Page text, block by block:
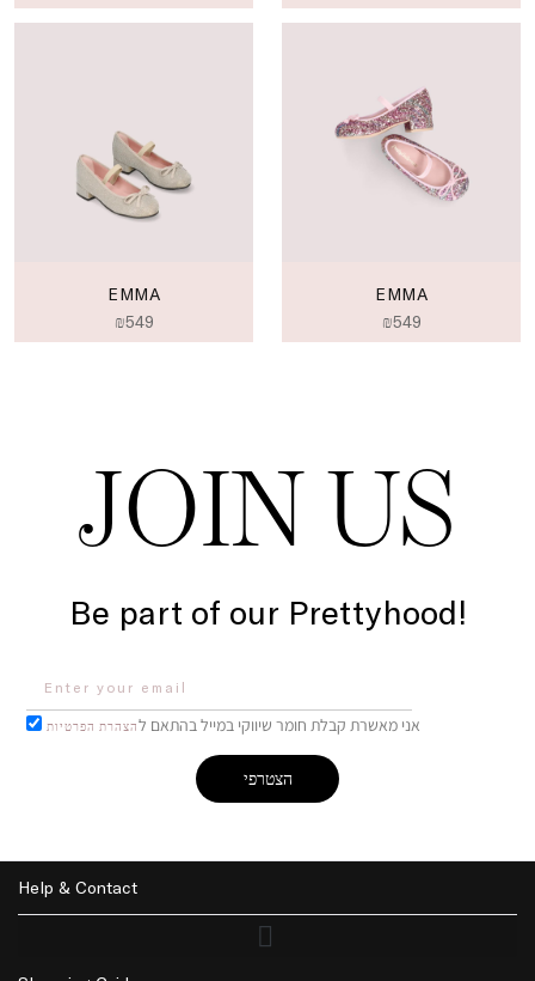
EMMA
₪549
EMMA
₪549
JOIN US
Be part of our Prettyhood!
אני מאשרת קבלת חומר שיווקי במייל בהתאם להצהרת הפרטיות
הצטרפי
Help & Contact